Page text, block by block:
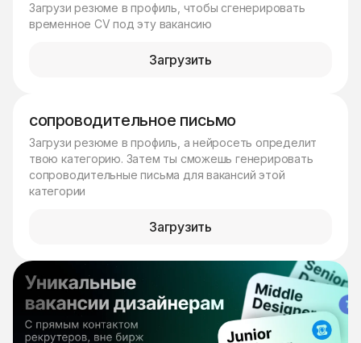
Загрузи резюме в профиль, чтобы сгенерировать
временное CV под эту вакансию
Загрузить
сопроводительное письмо
Загрузи резюме в профиль, а нейросеть определит
твою категорию. Затем ты сможешь генерировать
сопроводительные письма для вакансий этой
категории
Загрузить